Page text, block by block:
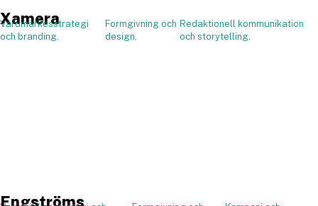
Xamera
Varumärkesstrategi
och branding,
Formgivning och
design,
Redaktionell kommunikation
och storytelling,
Engströms